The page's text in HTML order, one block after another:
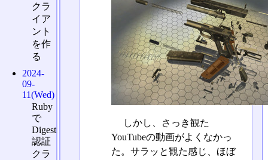
しかし、さっき観た
YouTubeの動画がよくなかっ
た。サラッと観た感じ、ほぼ
クラ
イア
ント
を作
る
2024-
09-
11(Wed)
Ruby
で
Digest
認証
クラ